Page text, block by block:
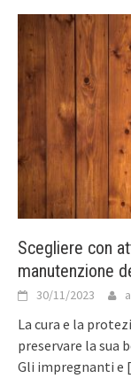
Scegliere con
manutenzione
30/11/2023
La cura e la
preservare la sua
Gli impregnanti e